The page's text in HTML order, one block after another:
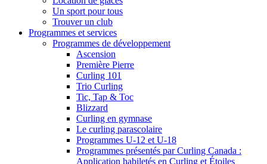
Un sport pour tous
Trouver un club
Programmes et services
Programmes de développement
Ascension
Première Pierre
Curling 101
Trio Curling
Tic, Tap & Toc
Blizzard
Curling en gymnase
Le curling parascolaire
Programmes U-12 et U-18
Programmes présentés par Curling Canada :
Application habiletés en Curling et Étoiles